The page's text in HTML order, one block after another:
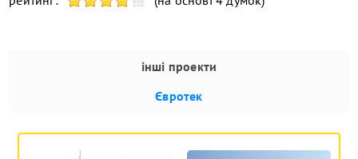
інші проекти
Євротек